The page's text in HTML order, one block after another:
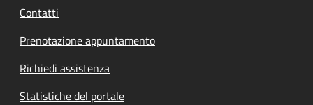
Contatti
Prenotazione appuntamento
Richiedi assistenza
Statistiche del portale